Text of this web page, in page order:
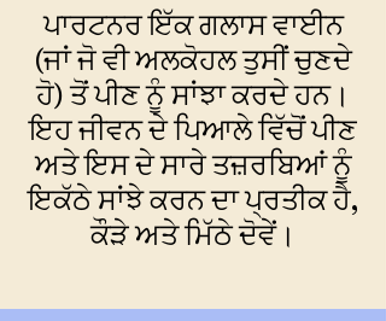
ਪਾਰਟਨਰ ਇੱਕ ਗਲਾਸ ਵਾਈਨ
(ਜਾਂ ਜੋ ਵੀ ਅਲਕੋਹਲ ਤੁਸੀਂ ਚੁਣਦੇ
ਹੋ) ਤੋਂ ਪੀਣ ਨੂੰ ਸਾਂਝਾ ਕਰਦੇ ਹਨ।
ਇਹ ਜੀਵਨ ਦੇ ਪਿਆਲੇ ਵਿੱਚੋਂ ਪੀਣ
ਅਤੇ ਇਸ ਦੇ ਸਾਰੇ ਤਜ਼ਰਬਿਆਂ ਨੂੰ
ਇਕੱਠੇ ਸਾਂਝੇ ਕਰਨ ਦਾ ਪ੍ਰਤੀਕ ਹੈ,
ਕੌੜੇ ਅਤੇ ਮਿੱਠੇ ਦੋਵੇਂ।